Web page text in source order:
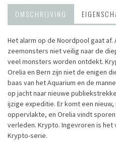
OMSCHRIJVING
Het alarm op de Noordpool gaat
zeemonsters niet veilig naar de
veel monsters worden ontdekt.
Orelia en Bern zijn niet de enigen
baas van het Aquarium en de
op jacht naar nieuwe
ijzige expeditie. Er komt een
oppervlakte, en Orelia vindt
verleden. Krypto. Ingevroren is het
Krypto-serie.